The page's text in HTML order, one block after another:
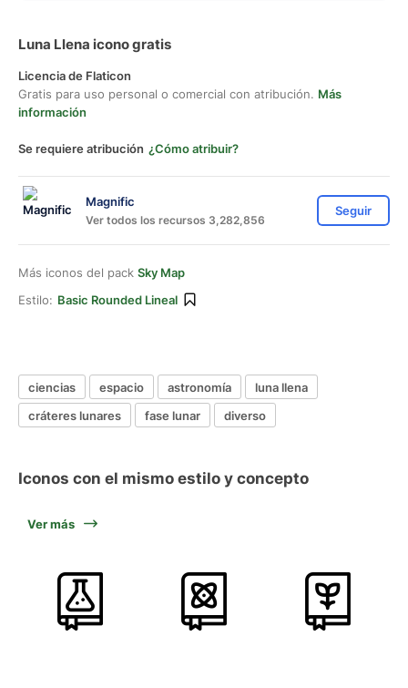
Luna Llena icono gratis
Licencia de Flaticon
Gratis para uso personal o comercial con atribución. Más
información
Se requiere atribución ¿Cómo atribuir?
Magnific
Ver todos los recursos 3,282,856
Seguir
Más iconos del pack Sky Map
Estilo: Basic Rounded Lineal
ciencias espacio astronomía
luna llena
cráteres lunares
fase lunar diverso
Iconos con el mismo estilo y concepto
Ver más